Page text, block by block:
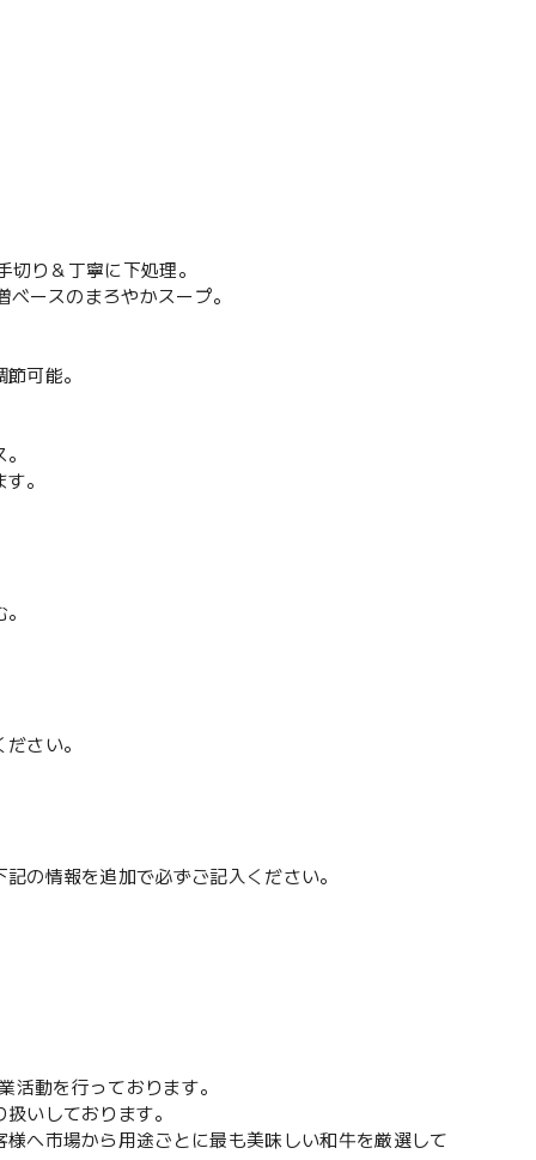
り＆丁寧に下処理。
ースのまろやかスープ。
可能。
。
さい。
の情報を追加で必ずご記入ください。
活動を行っております。
いしております。
へ市場から用途ごとに最も美味しい和牛を厳選して